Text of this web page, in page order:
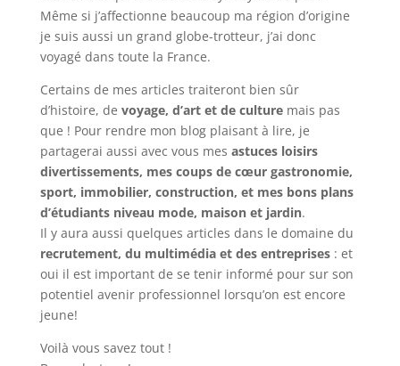
Même si j’affectionne beaucoup ma région d’origine
je suis aussi un grand globe-trotteur, j’ai donc
voyagé dans toute la France.
Certains de mes articles traiteront bien sûr
d’histoire, de voyage, d’art et de culturemais pas
que ! Pour rendre mon blog plaisant à lire, je
partagerai aussi avec vous mes astuces loisirs
divertissements, mes coups de cœur gastronomie,
sport, immobilier, construction, et mes bons plans
d’étudiants niveau mode, maison et jardin.
Il y aura aussi quelques articles dans le domaine du
recrutement, du multimédia et des entreprises: et
oui il est important de se tenir informé pour sur son
potentiel avenir professionnel lorsqu’on est encore
jeune!
Voilà vous savez tout !